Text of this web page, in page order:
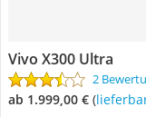
Vivo X300 Ultra
2
ab 1.999,00 € (